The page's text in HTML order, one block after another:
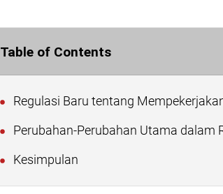
Table of Contents
Regulasi Baru tentang
Perubahan-Perubahan Utama dalam
Kesimpulan